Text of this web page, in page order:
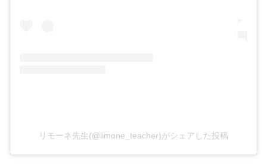
リモーネ先生(@limone_teacher)がシェアした投稿